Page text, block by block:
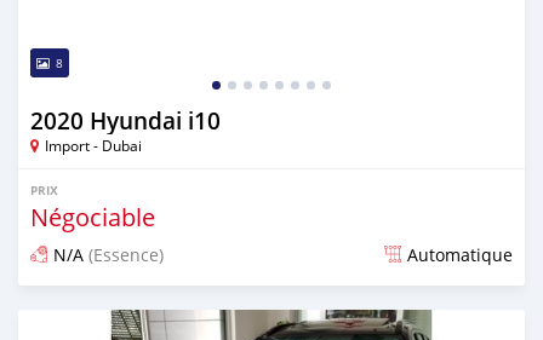
8
2020 Hyundai i10
Import - Dubai
PRIX
Négociable
N/A (Essence) Automatique
Publié il y a presque 6 ans